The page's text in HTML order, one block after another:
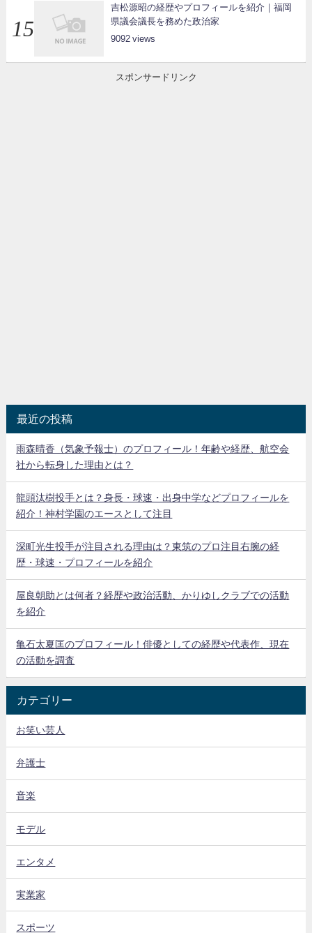
吉松源昭の経歴やプロフィールを紹介｜福岡
県議会議長を務めた政治家
9092
スポンサードリンク
最近の投稿
雨森晴香（気象予報士）のプロフィール！年齢や経歴、航空会
社から転身した理由とは？
龍頭汰樹投手とは？身長・球速・出身中学などプロフィールを
紹介！神村学園のエースとして注目
深町光生投手が注目される理由は？東筑のプロ注目右腕の経
歴・球速・プロフィールを紹介
屋良朝助とは何者？経歴や政治活動、かりゆしクラブでの活動
を紹介
亀石太夏匡のプロフィール！俳優としての経歴や代表作、現在
の活動を調査
カテゴリー
お笑い芸人
弁護士
音楽
モデル
エンタメ
実業家
スポーツ